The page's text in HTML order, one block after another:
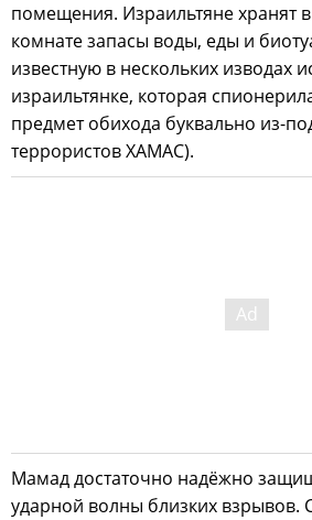
помещения. Израильтяне хранят
комнате запасы воды, еды и
известную в нескольких изводах
израильтянке, которая
предмет обихода буквально из-
террористов ХАМАС).
Мамад достаточно надёжно
ударной волны близких взрывов.